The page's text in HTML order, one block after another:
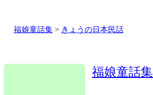
福娘童話集> きょうの日本民話
福娘童話集